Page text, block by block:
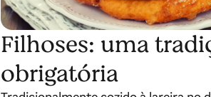
Filhoses: uma
obrigatória